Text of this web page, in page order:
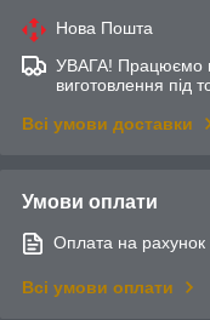
Нова Пошта
УВАГА! Працюємо
виготовлення під
Всі умови доставки
Умови оплати
Оплата на рахунок
Всі умови оплати